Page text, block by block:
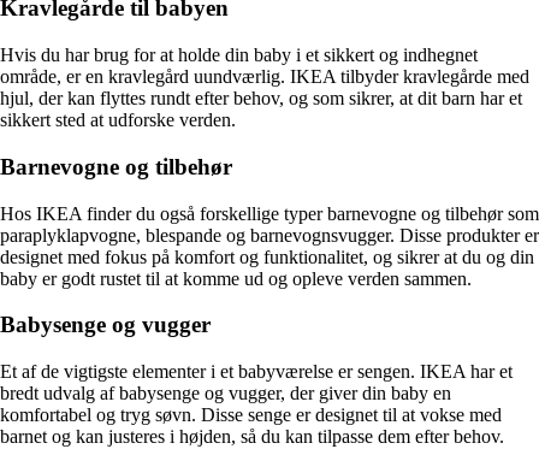
Kravlegårde til babyen
Hvis du har brug for at holde din baby i et sikkert og indhegnet
område, er en kravlegård uundværlig. IKEA tilbyder kravlegårde med
hjul, der kan flyttes rundt efter behov, og som sikrer, at dit barn har et
sikkert sted at udforske verden.
Barnevogne og tilbehør
Hos IKEA finder du også forskellige typer barnevogne og tilbehør som
paraplyklapvogne, blespande og barnevognsvugger. Disse produkter er
designet med fokus på komfort og funktionalitet, og sikrer at du og din
baby er godt rustet til at komme ud og opleve verden sammen.
Babysenge og vugger
Et af de vigtigste elementer i et babyværelse er sengen. IKEA har et
bredt udvalg af babysenge og vugger, der giver din baby en
komfortabel og tryg søvn. Disse senge er designet til at vokse med
barnet og kan justeres i højden, så du kan tilpasse dem efter behov.